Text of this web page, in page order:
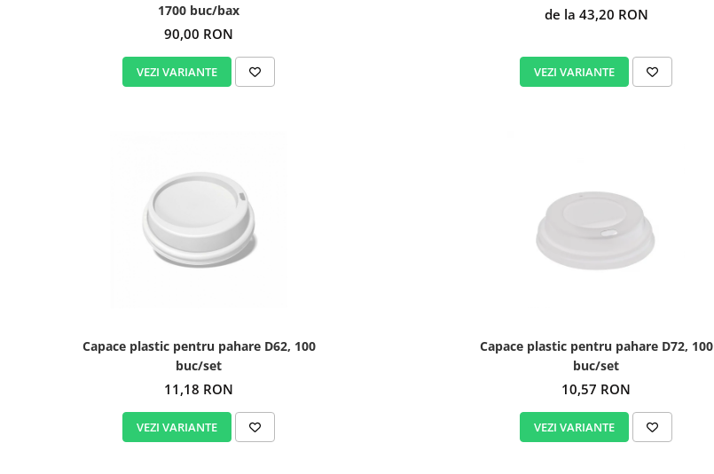
1700 buc/bax
90,00 RON
VEZI VARIANTE
de la 43,20 RON
VEZI VARIANTE
Capace plastic pentru pahare D62, 100
buc/set
11,18 RON
VEZI VARIANTE
Capace plastic pentru pahare D72, 100
buc/set
10,57 RON
VEZI VARIANTE